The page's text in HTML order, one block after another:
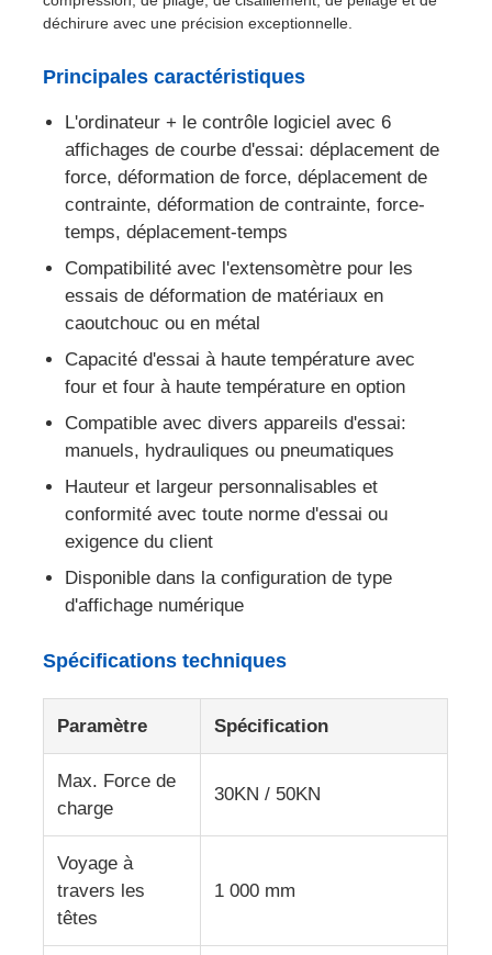
Contrôle de la qualité
Contact
Demande de soumission
Chambre d'essai environnemental
Machine de test universelle
Machine d'essai d'impact
Machine d'essai d'abrasion
Équipement d'essai de chaussures
Équipement d'essai des emballages
déchirure avec une précision exceptionnelle.
Principales caractéristiques
L'ordinateur + le contrôle logiciel avec 6
affichages de courbe d'essai: déplacement de
force, déformation de force, déplacement de
contrainte, déformation de contrainte, force-
temps, déplacement-temps
Compatibilité avec l'extensomètre pour les
essais de déformation de matériaux en
caoutchouc ou en métal
Capacité d'essai à haute température avec
four et four à haute température en option
Compatible avec divers appareils d'essai:
manuels, hydrauliques ou pneumatiques
Hauteur et largeur personnalisables et
conformité avec toute norme d'essai ou
exigence du client
Disponible dans la configuration de type
d'affichage numérique
Spécifications techniques
Paramètre Spécification
Max. Force de
charge
30KN / 50KN
Voyage à
travers les
têtes
1 000 mm